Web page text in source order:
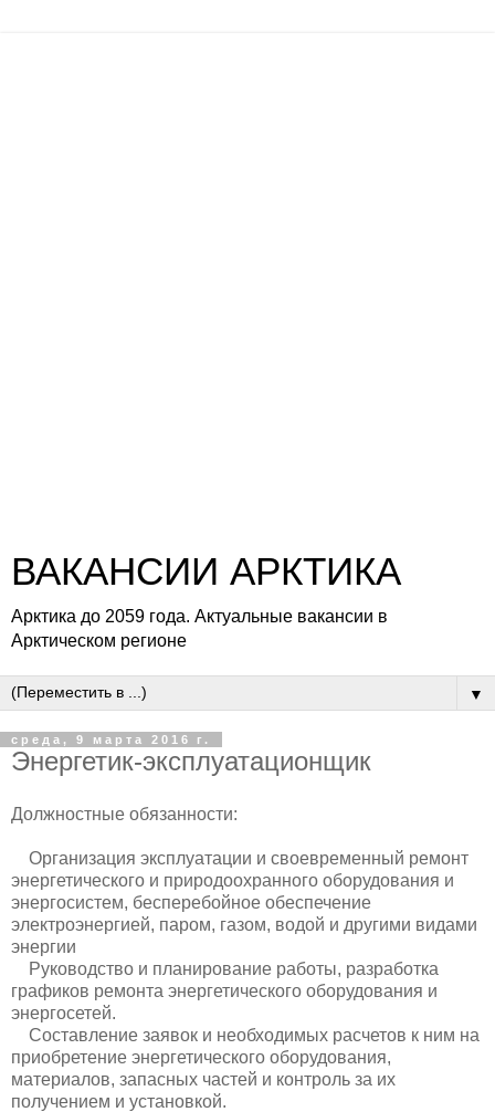
ВАКАНСИИ АРКТИКА
Арктика до 2059 года. Актуальные вакансии в
Арктическом регионе
▼
среда, 9 марта 2016 г.
Энергетик-эксплуатационщик
Должностные обязанности:
Организация эксплуатации и своевременный ремонт
энергетического и природоохранного оборудования и
энергосистем, бесперебойное обеспечение
электроэнергией, паром, газом, водой и другими видами
энергии
Руководство и планирование работы, разработка
графиков ремонта энергетического оборудования и
энергосетей.
Составление заявок и необходимых расчетов к ним на
приобретение энергетического оборудования,
материалов, запасных частей и контроль за их
получением и установкой.